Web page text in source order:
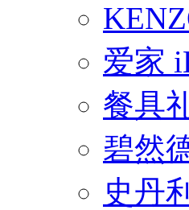
爱家
餐具
碧然
史丹